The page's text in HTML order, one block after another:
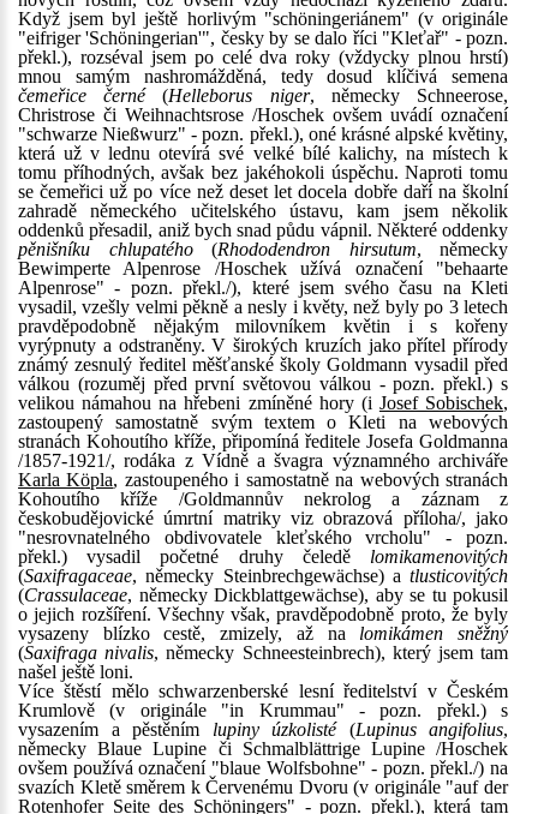
Když jsem byl ještě horlivým "schöningeriánem" (v originále
"eifriger 'Schöningerian'", česky by se dalo říci "Kleťař" - pozn.
překl.), rozséval jsem po celé dva roky (vždycky plnou hrstí)
mnou samým nashromážděná, tedy dosud klíčivá semena
čemeřice černé(Helleborus niger, německy Schneerose,
Christrose či Weihnachtsrose /Hoschek ovšem uvádí označení
"schwarze Nießwurz" - pozn. překl.), oné krásné alpské květiny,
která už v lednu otevírá své velké bílé kalichy, na místech k
tomu příhodných, avšak bez jakéhokoli úspěchu. Naproti tomu
se čemeřici už po více než deset let docela dobře daří na školní
zahradě německého učitelského ústavu, kam jsem několik
oddenků přesadil, aniž bych snad půdu vápnil. Některé oddenky
pěnišníku chlupatého(Rhododendron hirsutum, německy
Bewimperte Alpenrose /Hoschek užívá označení "behaarte
Alpenrose" - pozn. překl./), které jsem svého času na Kleti
vysadil, vzešly velmi pěkně a nesly i květy, než byly po 3 letech
pravděpodobně nějakým milovníkem květin i s kořeny
vyrýpnuty a odstraněny. V širokých kruzích jako přítel přírody
známý zesnulý ředitel měšťanské školy Goldmann vysadil před
válkou (rozuměj před první světovou válkou - pozn. překl.) s
velikou námahou na hřebeni zmíněné hory (i Josef Sobischek,
zastoupený samostatně svým textem o Kleti na webových
stranách Kohoutího kříže, připomíná ředitele Josefa Goldmanna
/1857-1921/, rodáka z Vídně a švagra významného archiváře
Karla Köpla, zastoupeného i samostatně na webových stranách
Kohoutího kříže /Goldmannův nekrolog a záznam z
českobudějovické úmrtní matriky viz obrazová příloha/, jako
"nesrovnatelného obdivovatele kleťského vrcholu" - pozn.
překl.) vysadil početné druhy čeledě lomikamenovitých
(Saxifragaceae, německy Steinbrechgewächse) a tlusticovitých
(Crassulaceae, německy Dickblattgewächse), aby se tu pokusil
o jejich rozšíření. Všechny však, pravděpodobně proto, že byly
vysazeny blízko cestě, zmizely, až na lomikámen sněžný
(Saxifraga nivalis, německy Schneesteinbrech), který jsem tam
našel ještě loni.
Více štěstí mělo schwarzenberské lesní ředitelství v Českém
Krumlově (v originále "in Krummau" - pozn. překl.) s
vysazením a pěstěním lupiny úzkolisté(Lupinus angifolius,
německy Blaue Lupine či Schmalblättrige Lupine /Hoschek
ovšem používá označení "blaue Wolfsbohne" - pozn. překl./) na
svazích Kletě směrem k Červenému Dvoru (v originále "auf der
Rotenhofer Seite des Schöningers" - pozn. překl.), která tam